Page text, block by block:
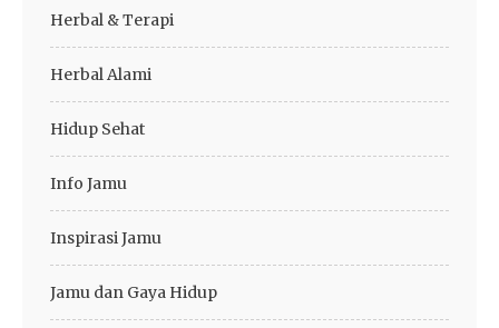
Herbal & Terapi
Herbal Alami
Hidup Sehat
Info Jamu
Inspirasi Jamu
Jamu dan Gaya Hidup